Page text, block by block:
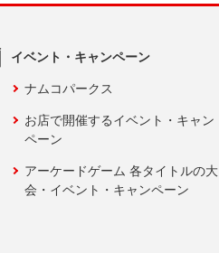
イベント・キャンペーン
ナムコパークス
お店で開催するイベント・キャン
ペーン
アーケードゲーム 各タイトルの大
会・イベント・キャンペーン